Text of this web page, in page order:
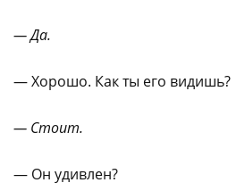
— Да.
— Хорошо. Как ты его видишь?
— Стоит.
— Он удивлен?